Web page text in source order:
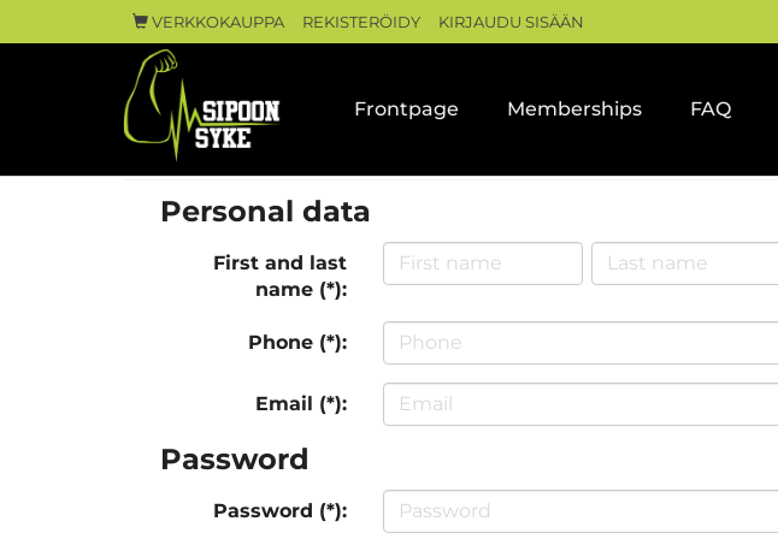
VERKKOKAUPPA REKISTERÖIDY KIRJAUDU SISÄÄN
Frontpage Memberships FAQ
Personal data
First and last
name (*):
Phone (*):
Email (*):
Password
Password (*):